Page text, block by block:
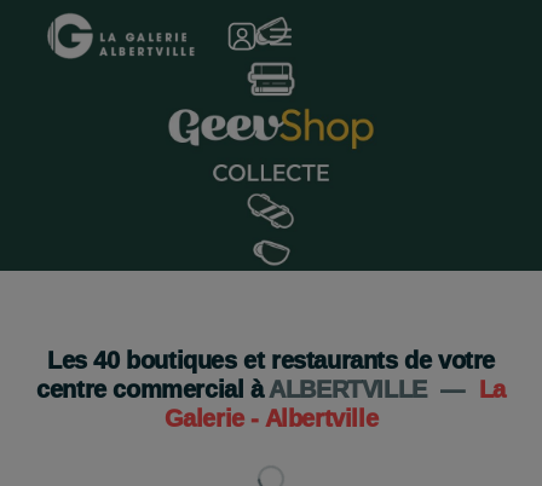
Les40boutiques et restaurants de votre
centre commercial àALBERTVILLE —
La
Galerie - Albertville